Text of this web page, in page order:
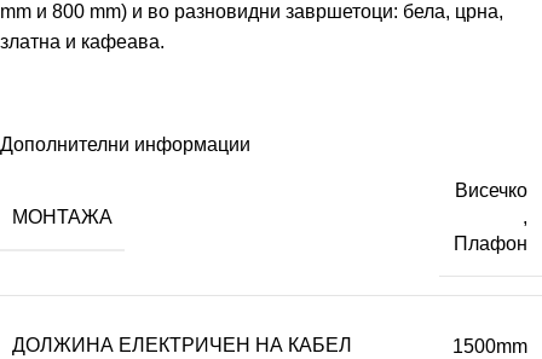
mm и 800 mm) и во разновидни завршетоци: бела, црна,
златна и кафеава.
Дополнителни информации
МОНТАЖА
Висечко
,
Плафон
ДОЛЖИНА ЕЛЕКТРИЧЕН НА КАБЕЛ 1500mm